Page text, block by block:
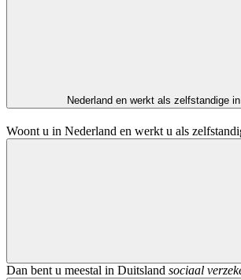
Nederland en werkt als zelfstandige
Woont u in Nederland en werkt u als
Dan bent u meestal in Duitsland sociaal